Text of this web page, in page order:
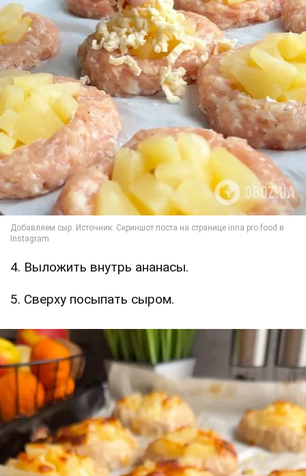
4. Выложить внутрь ананасы.
5. Сверху посыпать сыром.